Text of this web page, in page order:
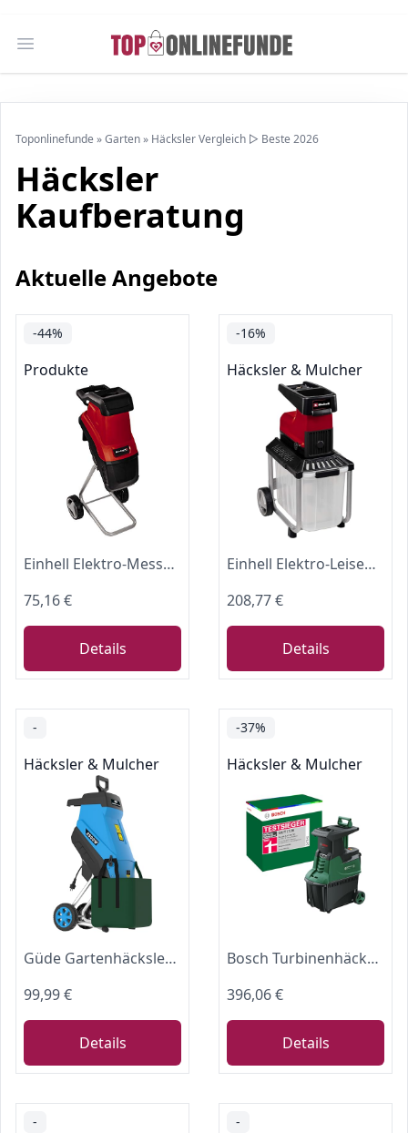
Open main menu
Toponlinefunde »Garten» Häcksler Vergleich ▷ Beste 2026
Häcksler
Kaufberatung
Aktuelle Angebote
-44%
Produkte
Einhell Elektro-Messerhäcksler GC-KS 2540 (2 Wendemesser aus Spezialstahl, große Trichteröffnung, Motorschutzschalter, Häckselgutfangsack, Transportgriff inkl. Stopfer), Rot
75,16 €
Details
-16%
Häcksler & Mulcher
Einhell Elektro-Leisehäcksler GC-RS 60 CB (2800 W, max. 45 mm Aststärke, Schneidwalze, große Trichteröffnung, Drehrichtungsumschalter, transparente 60 L Fangbox, integrierter Sicherheitsschalter)
208,77 €
Details
-
Häcksler & Mulcher
Güde Gartenhäcksler GH 2501 (2500 W, Messertechnik, wartungsarm, Selbsteinzug, Transporträder, Überlastsicherung, max. Astdicke 45 mm, inkl. Fangsack 45 L und Zuführhilfe)
99,99 €
Details
-37%
Häcksler & Mulcher
Bosch Turbinenhäcksler AXT 25 TC (2.500 W; geeignet für Holz und harte Gartenabfälle; integrierte Fangbox 53 l; in Karton)
396,06 €
Details
- -